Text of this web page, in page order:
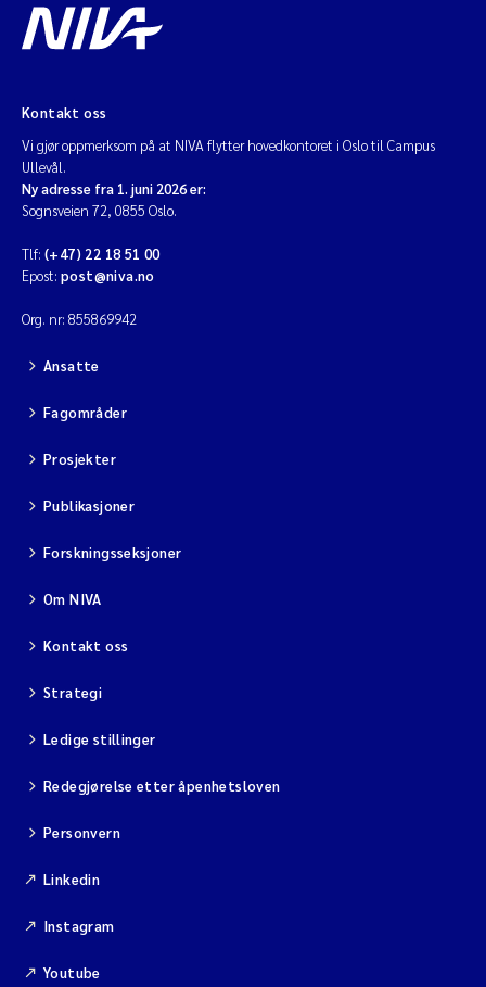
Kontakt oss
Vi gjør oppmerksom på at NIVA flytter hovedkontoret i Oslo til Campus
Ullevål.
Ny adresse fra 1. juni 2026 er:
Sognsveien 72, 0855 Oslo.
Tlf: (+47) 22 18 51 00
Epost: post@niva.no
Org. nr: 855869942
Ansatte
Fagområder
Prosjekter
Publikasjoner
Forskningsseksjoner
Om NIVA
Kontakt oss
Strategi
Ledige stillinger
Redegjørelse etter åpenhetsloven
Personvern
Linkedin
Instagram
Youtube